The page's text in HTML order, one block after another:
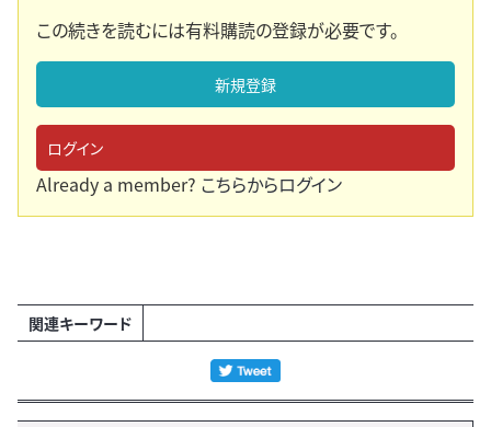
この続きを読むには有料購読の登録が必要です。
新規登録
ログイン
Already a member? こちらからログイン
関連キーワード